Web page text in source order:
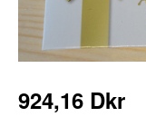
924,16 Dkr